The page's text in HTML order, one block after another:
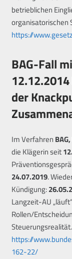
betrieblichen
organisatorischen
https://
BAG-Fall
der
Im Verfahren
die Klägerin seit
24.07.2019.
Kündigung:
Langzeit-AU
Rollen/
Steuerungsrealität.
https://
162-22/